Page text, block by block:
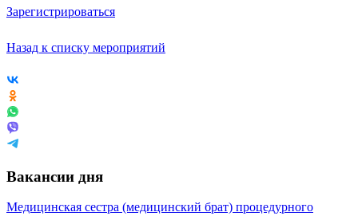
Зарегистрироваться
Назад к списку мероприятий
Вакансии дня
Медицинская сестра (медицинский брат) процедурного